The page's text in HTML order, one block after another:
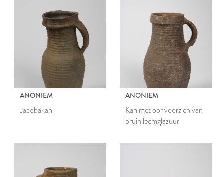
ANONIEM
Jacobakan
ANONIEM
Kan met oor voorzien van
bruin leemglazuur